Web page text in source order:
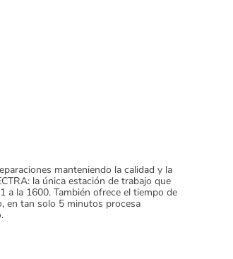
manteniendo la calidad y la
la única estación de trabajo que
a la 1600. También ofrece el tiempo de
en tan solo 5 minutos procesa